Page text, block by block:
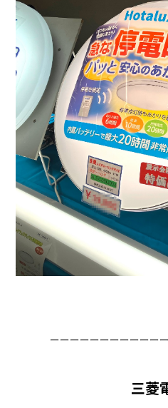
ーーーーーーーーーーー
三菱